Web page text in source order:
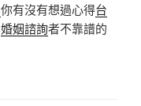
你有沒有想過心得台
婚姻諮詢者不靠譜的